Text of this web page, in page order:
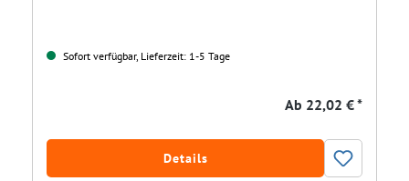
Sofort verfügbar, Lieferzeit: 1-5 Tage
Ab 22,02 € *
Details